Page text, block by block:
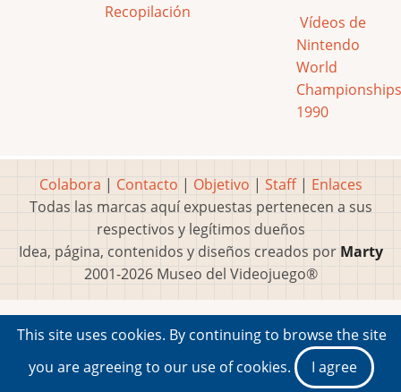
Recopilación
Vídeos de
Nintendo
World
Championships
1990
Colabora | Contacto | Objetivo | Staff| Enlaces
Todas las marcas aquí expuestas pertenecen a sus
respectivos y legítimos dueños
Idea, página, contenidos y diseños creados por Marty
2001-2026 Museo del Videojuego®
This site uses cookies. By continuing to browse the site
you are agreeing to our use of cookies.
I agree